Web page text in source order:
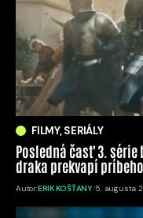
FILMY, SERIÁLY
Posledná časť 3.
draka prekvapí
Autor:ERIK KOŠŤANY 5. augusta